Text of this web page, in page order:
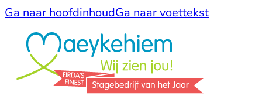
Ga naar hoofdinhoudGa naar voettekst